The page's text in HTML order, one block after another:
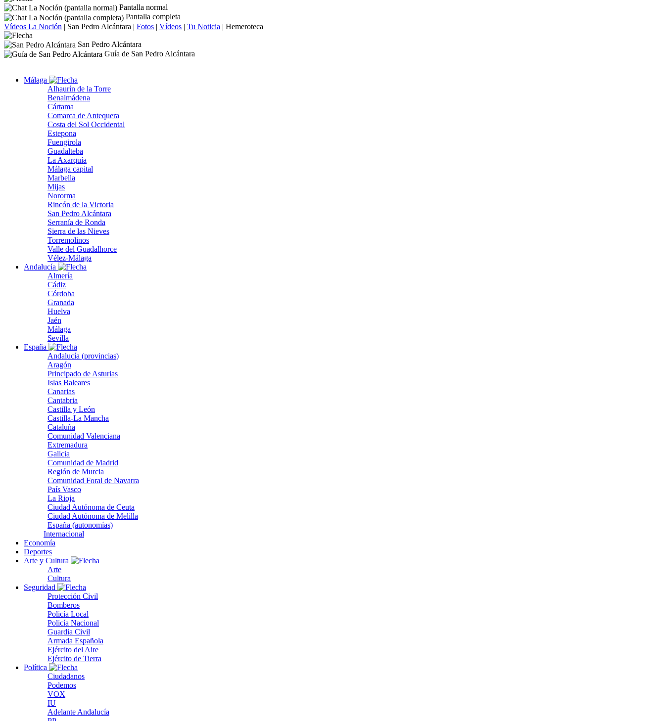
Pantalla normal
Pantalla completa
Vídeos La Noción | San Pedro Alcántara | Fotos | Vídeos | Tu Noticia | Hemeroteca
San Pedro Alcántara
Guía de San Pedro Alcántara
Málaga
Alhaurín de la Torre
Benalmádena
Cártama
Comarca de Antequera
Costa del Sol Occidental
Estepona
Fuengirola
Guadalteba
La Axarquía
Málaga capital
Marbella
Mijas
Nororma
Rincón de la Victoria
San Pedro Alcántara
Serranía de Ronda
Sierra de las Nieves
Torremolinos
Valle del Guadalhorce
Vélez-Málaga
Andalucía
Almería
Cádiz
Córdoba
Granada
Huelva
Jaén
Málaga
Sevilla
España
Andalucía (provincias)
Aragón
Principado de Asturias
Islas Baleares
Canarias
Cantabria
Castilla y León
Castilla-La Mancha
Cataluña
Comunidad Valenciana
Extremadura
Galicia
Comunidad de Madrid
Región de Murcia
Comunidad Foral de Navarra
País Vasco
La Rioja
Ciudad Autónoma de Ceuta
Ciudad Autónoma de Melilla
España (autonomías)
Internacional
Economía
Deportes
Arte y Cultura
Arte
Cultura
Seguridad
Protección Civil
Bomberos
Policía Local
Policía Nacional
Guardia Civil
Armada Española
Ejército del Aire
Ejército de Tierra
Política
Ciudadanos
Podemos
VOX
IU
Adelante Andalucía